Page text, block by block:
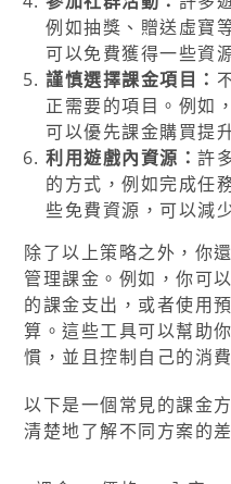
例如抽獎、贈送虛寶
可以免費獲得一些資
謹慎選擇課金項目：
正需要的項目。例如
可以優先課金購買提
利用遊戲內資源：許
的方式，例如完成任
些免費資源，可以減
除了以上策略之外，你
管理課金。例如，你可
的課金支出，或者使用
算。這些工具可以幫助
慣，並且控制自己的消
以下是一個常見的課金
清楚地了解不同方案的差